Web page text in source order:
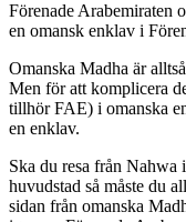
Förenade Arabemiraten
en omansk enklav i
Omanska Madha är
Men för att komplicera
tillhör FAE) i omanska
en enklav.
Ska du resa från Nahwa
huvudstad så måste du
sidan från omanska